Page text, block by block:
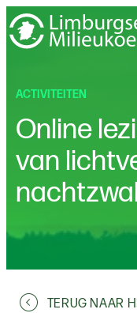
ACTIVITEITEN
Online
van
TERUG NAAR